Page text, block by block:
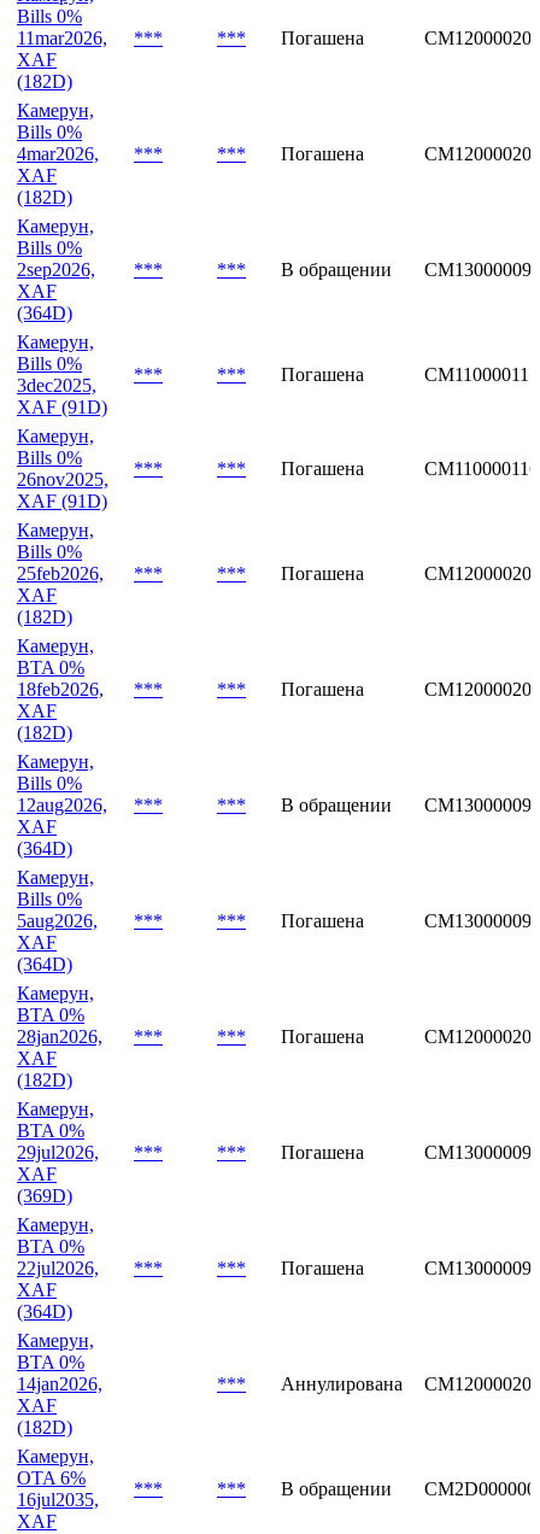
Bills 0%
11mar2026,
XAF
(182D)
*** *** Погашена
Камерун,
Bills 0%
4mar2026,
XAF
(182D)
*** *** Погашена
Камерун,
Bills 0%
2sep2026,
XAF
(364D)
*** *** В обращении
Камерун,
Bills 0%
3dec2025,
XAF (91D)
*** *** Погашена
Камерун,
Bills 0%
26nov2025,
XAF (91D)
*** *** Погашена
Камерун,
Bills 0%
25feb2026,
XAF
(182D)
*** *** Погашена
Камерун,
BTA 0%
18feb2026,
XAF
(182D)
*** *** Погашена
Камерун,
Bills 0%
12aug2026,
XAF
(364D)
*** *** В обращении
Камерун,
Bills 0%
5aug2026,
XAF
(364D)
*** *** Погашена
Камерун,
BTA 0%
28jan2026,
XAF
(182D)
*** *** Погашена
Камерун,
BTA 0%
29jul2026,
XAF
(369D)
*** *** Погашена
Камерун,
BTA 0%
22jul2026,
XAF
(364D)
*** *** Погашена
Камерун,
BTA 0%
14jan2026,
XAF
(182D)
*** Аннулирована
Камерун,
OTA 6%
16jul2035,
XAF
*** *** В обращении